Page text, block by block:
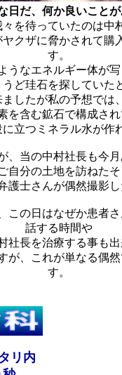
日だ、何か良いこと
を待っていたのは中
ヤクザに脅かされて
す。
うなエネルギー体が
ど珪石を探していた
したが私の予想では
を含む鉱石で構成さ
立つミネラル水が作
、当の中村社長も今
自分の土地を訪ねた
護士さんが偶然撮影
この日はなぜか患者
話する時間や
社長を治療する事も
が、これが単なる偶
す。
リ内